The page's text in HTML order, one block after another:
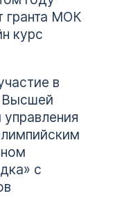
гранта МОК
курс
в
Высшей
с